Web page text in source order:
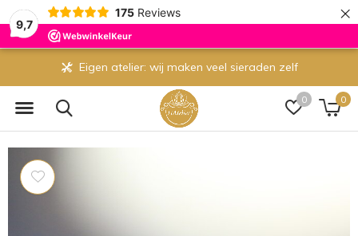
9,7
175 Reviews ×
0 0
Eigen atelier: wij maken veel sieraden zelf